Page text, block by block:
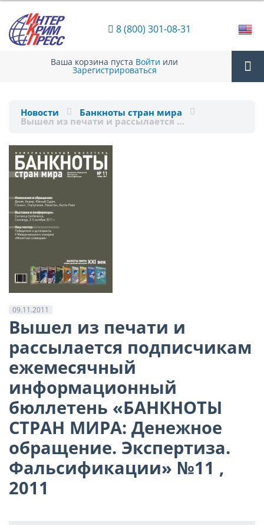
8 (800) 301-08-31
Ваша корзина пуста Войти или
Зарегистрироваться
Новости Банкноты стран мира
Вышел из печати и рассылается …
09.11.2011
Вышел из печати и
рассылается подписчикам
ежемесячный
информационный
бюллетень «БАНКНОТЫ
СТРАН МИРА: Денежное
обращение. Экспертиза.
Фальсификации» №11 ,
2011